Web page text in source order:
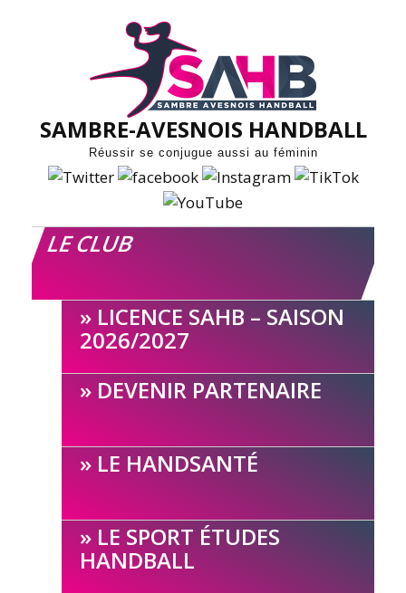
SAMBRE-AVESNOIS HANDBALL
Réussir se conjugue aussi au féminin
LE CLUB
LICENCE SAHB – SAISON
2026/2027
DEVENIR PARTENAIRE
LE HANDSANTÉ
LE SPORT ÉTUDES
HANDBALL